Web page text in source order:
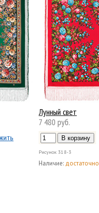
Лунный свет
7 480 руб.
Рисунок 318-3
Наличие: достаточно